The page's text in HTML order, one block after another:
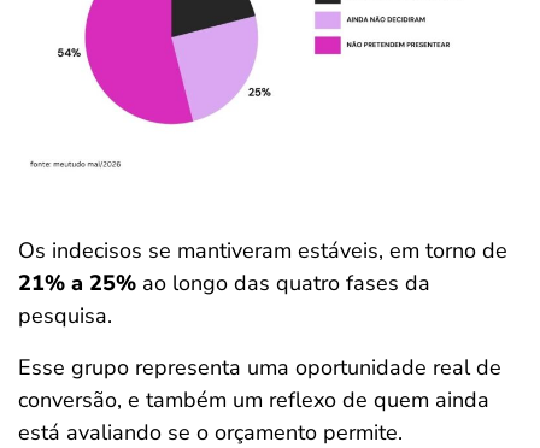
Os indecisos se mantiveram estáveis, em torno de
21% a 25% ao longo das quatro fases da
pesquisa.
Esse grupo representa uma oportunidade real de
conversão, e também um reflexo de quem ainda
está avaliando se o orçamento permite.